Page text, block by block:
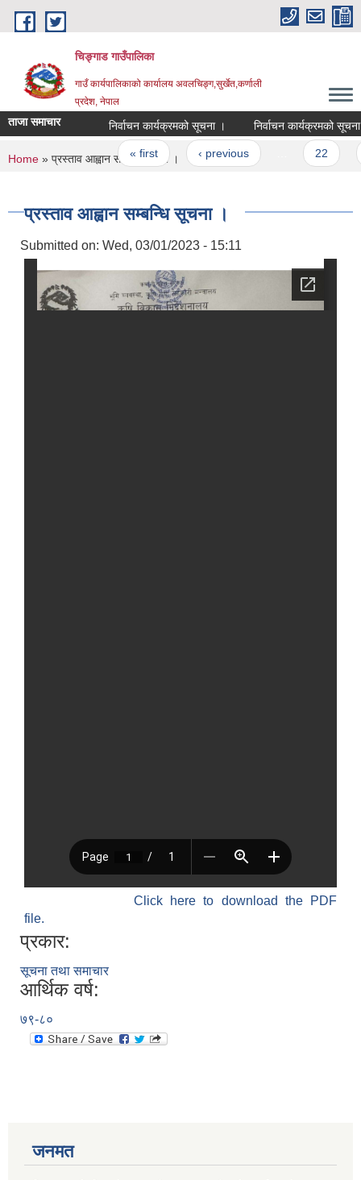
Skip to main content
चिङ्गाड गाउँपालिका
गाउँ कार्यपालिकाको कार्यालय अवलचिङ्ग,सुर्खेत,कर्णाली
प्रदेश, नेपाल
ताजा समाचार निर्वाचन कार्यक्रमको सूचना । निर्वाचन कार्यक्रमको सूचना ।
Pages
« first ‹ previous
You are here
Home » प्रस्ताव आह्वान सम्बन्धि सूचना ।
प्रस्ताव आह्वान सम्बन्धि सूचना ।
Submitted on: Wed, 03/01/2023 - 15:11
Click here to download the PDF
file.
प्रकार:
सूचना तथा समाचार
आर्थिक वर्ष:
७९-८०
जनमत